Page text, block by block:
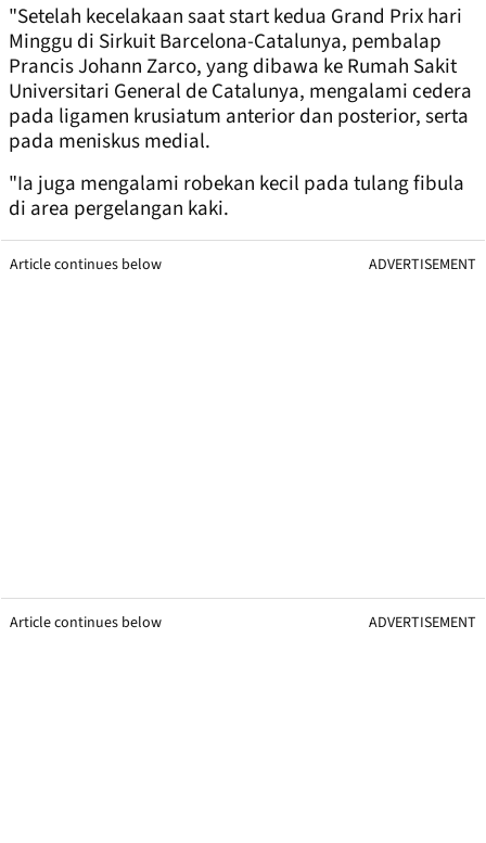
"Setelah kecelakaan saat start kedua Grand Prix hari
Minggu di Sirkuit Barcelona-Catalunya, pembalap
Prancis Johann Zarco, yang dibawa ke Rumah Sakit
Universitari General de Catalunya, mengalami cedera
pada ligamen krusiatum anterior dan posterior, serta
pada meniskus medial.
"Ia juga mengalami robekan kecil pada tulang fibula
di area pergelangan kaki.
Article continues below ADVERTISEMENT
Article continues below ADVERTISEMENT